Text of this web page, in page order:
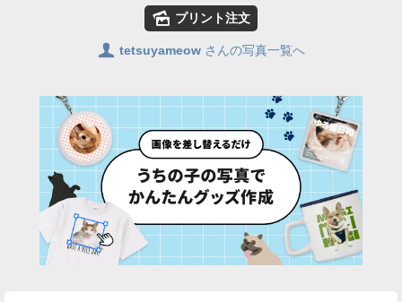
🌄 プリント注文
👤 tetsuyameow さんの写真一覧へ